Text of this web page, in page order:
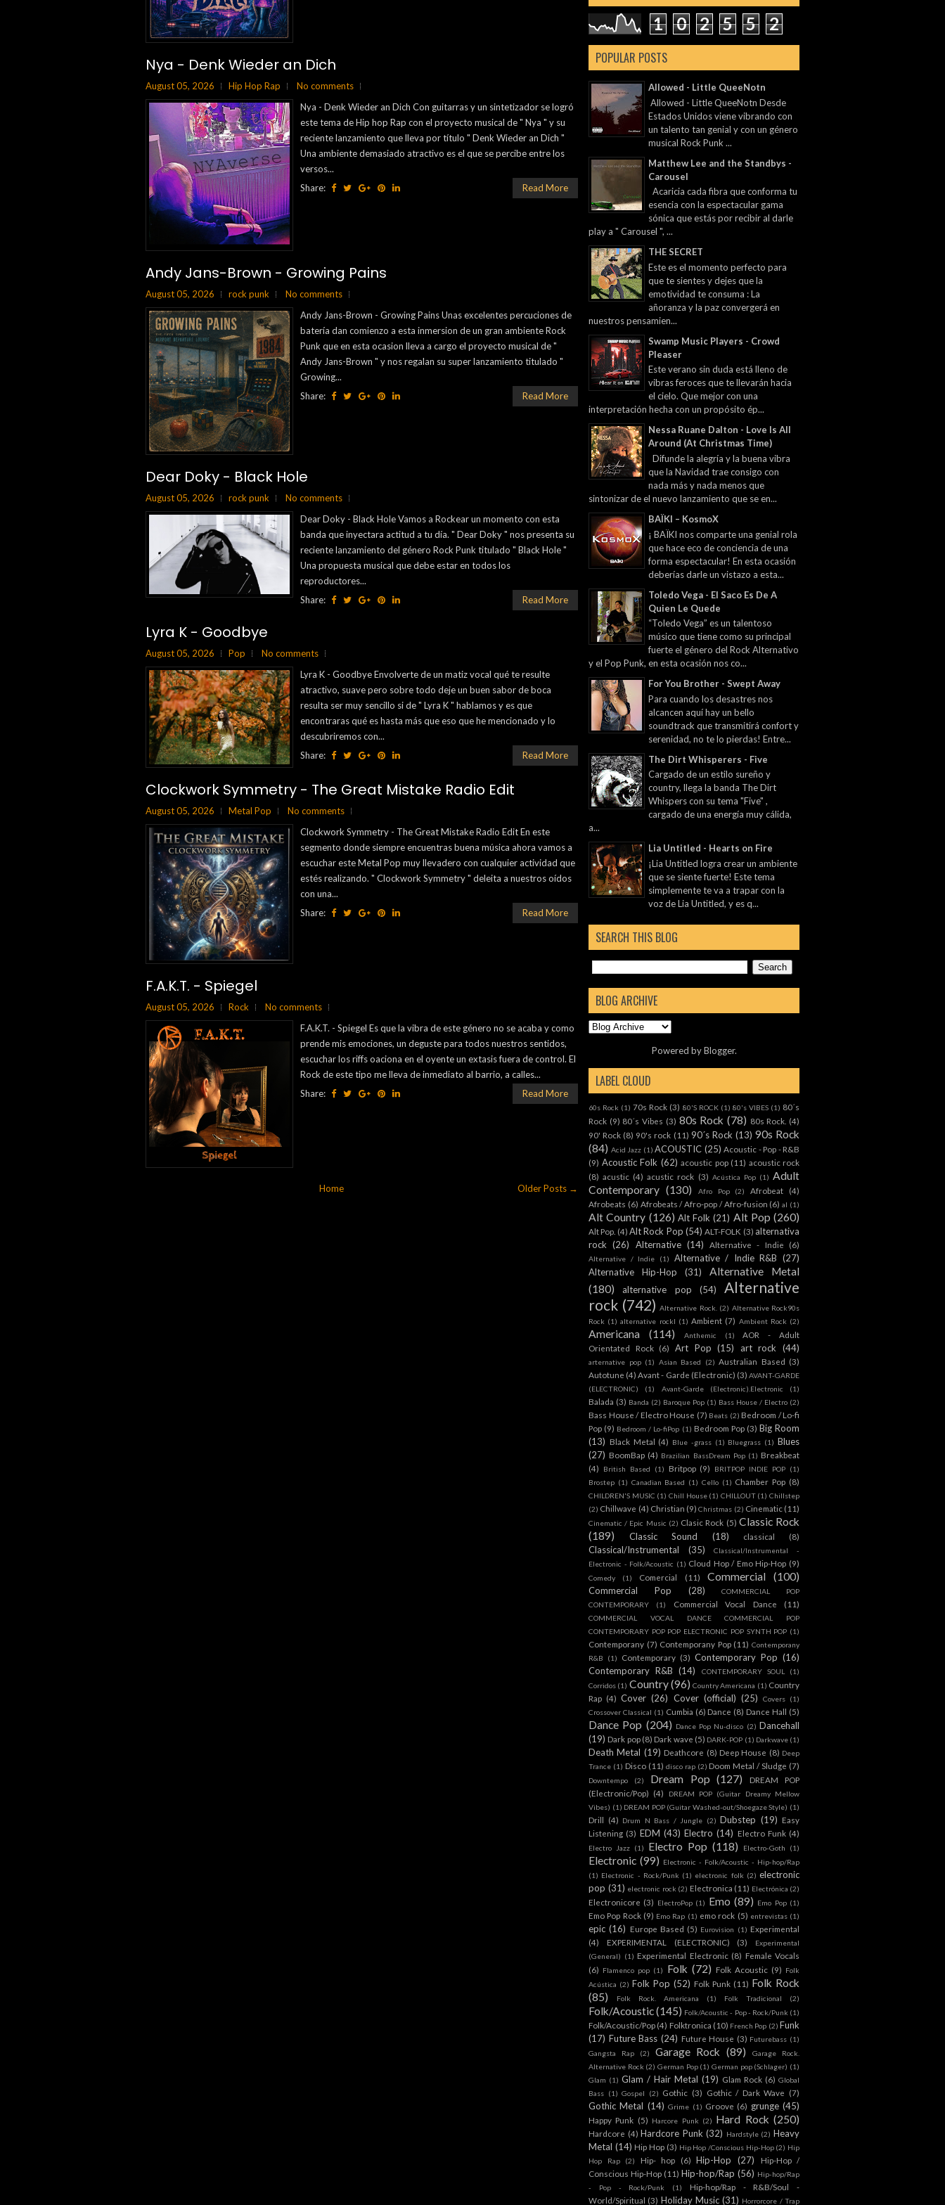
Nya - Denk Wieder an Dich
August 05, 2026 Hip Hop Rap
No comments
Nya - Denk Wieder an Dich Con guitarras y un sintetizador se logró
este tema de Hip hop Rap con el proyecto musical de " Nya " y su
reciente lanzamiento que lleva por título " Denk Wieder an Dich "
Una ambiente demasiado atractivo es el que se percibe entre los
versos...
Share:
Read More
Andy Jans-Brown - Growing Pains
August 05, 2026 rock punk
No comments
Andy Jans-Brown - Growing Pains Unas excelentes percuciones de
batería dan comienzo a esta inmersion de un gran ambiente Rock
Punk que en esta ocasion lleva a cargo el proyecto musical de "
Andy Jans-Brown " y nos regalan su super lanzamiento titulado "
Growing...
Share:
Read More
Dear Doky - Black Hole
August 05, 2026 rock punk
No comments
Dear Doky - Black Hole Vamos a Rockear un momento con esta
banda que inyectara actitud a tu día. " Dear Doky " nos presenta su
reciente lanzamiento del género Rock Punk titulado " Black Hole "
Una propuesta musical que debe estar en todos los
reproductores...
Share:
Read More
Lyra K - Goodbye
August 05, 2026 Pop
No comments
Lyra K - Goodbye Envolverte de un matiz vocal qué te resulte
atractivo, suave pero sobre todo deje un buen sabor de boca
resulta ser muy sencillo si de " Lyra K " hablamos y es que
encontraras qué es hasta más que eso que he mencionado y lo
descubriremos con...
Share:
Read More
Clockwork Symmetry - The Great Mistake Radio Edit
August 05, 2026 Metal Pop
No comments
Clockwork Symmetry - The Great Mistake Radio Edit En este
segmento donde siempre encuentras buena música ahora vamos a
escuchar este Metal Pop muy llevadero con cualquier actividad que
estés realizando. " Clockwork Symmetry " deleita a nuestros oídos
con una...
Share:
Read More
F.A.K.T. - Spiegel
August 05, 2026 Rock
No comments
F.A.K.T. - Spiegel Es que la vibra de este género no se acaba y como
prende mis emociones, un deguste para todos nuestros sentidos,
escuchar los riffs oaciona en el oyente un extasis fuera de control. El
Rock de este tipo me lleva de inmediato al barrio, a calles...
Share:
Read More
Older Posts →
Home
1 0 2 5 5 2
POPULAR POSTS
Allowed - Little QueeNotn
Allowed - Little QueeNotn Desde
Estados Unidos viene vibrando con
un talento tan genial y con un género
musical Rock Punk ...
Matthew Lee and the Standbys -
Carousel
Acaricia cada fibra que conforma tu
esencia con la espectacular gama
sónica que estás por recibir al darle
play a " Carousel ", ...
THE SECRET
Este es el momento perfecto para
que te sientes y dejes que la
emotividad te consuma : La
añoranza y la paz convergerá en
nuestros pensamien...
Swamp Music Players - Crowd
Pleaser
Este verano sin duda está lleno de
vibras feroces que te llevarán hacia
el cielo. Que mejor con una
interpretación hecha con un propósito ép...
Nessa Ruane Dalton - Love Is All
Around (At Christmas Time)
Difunde la alegría y la buena vibra
que la Navidad trae consigo con
nada más y nada menos que
sintonizar de el nuevo lanzamiento que se en...
BAÏKI – KosmoX
¡ BAÏKI nos comparte una genial rola
que hace eco de conciencia de una
forma espectacular! En esta ocasión
deberías darle un vistazo a esta...
Toledo Vega - El Saco Es De A
Quien Le Quede
“Toledo Vega” es un talentoso
músico que tiene como su principal
fuerte el género del Rock Alternativo
y el Pop Punk, en esta ocasión nos co...
For You Brother - Swept Away
Para cuando los desastres nos
alcancen aquí hay un bello
soundtrack que transmitirá confort y
serenidad, no te lo pierdas! Entre...
The Dirt Whisperers - Five
Cargado de un estilo sureño y
country, llega la banda The Dirt
Whispers con su tema "Five" ,
cargado de una energía muy cálida,
a...
Lia Untitled - Hearts on Fire
¡Lia Untitled logra crear un ambiente
que se siente fuerte! Este tema
simplemente te va a trapar con la
voz de Lia Untitled, y es q...
SEARCH THIS BLOG
BLOG ARCHIVE
Powered byBlogger.
LABEL CLOUD
60s Rock (1) 70s Rock (3) 80'S ROCK (1) 80's VIBES (1) 80´s
Rock (9) 80´s Vibes (3) 80s Rock (78) 80s Rock. (4)
90' Rock (8) 90's rock (11) 90´s Rock (13) 90s Rock
(84) Acid Jazz (1) ACOUSTIC (25) Acoustic - Pop - R&B
(9) Acoustic Folk (62) acoustic pop (11) acoustic rock
(8) acustic (4) acustic rock (3) Acústica Pop (1) Adult
Contemporary (130) Afro Pop (2) Afrobeat
(4)
Afrobeats (6) Afrobeats / Afro-pop / Afro-fusion (6) al (1)
Alt Country (126) Alt Folk (21) Alt Pop (260)
Alt Pop. (4) Alt Rock Pop (54) ALT-FOLK (3) alternativa
rock (26) Alternative (14) Alternative - Indie (6)
Alternative / Indie (1) Alternative / Indie R&B (27)
Alternative Hip-Hop
(31)
Alternative Metal
(180)
alternative pop (54)
Alternative
rock (742) Alternative Rock. (2) Alternative Rock90s
Rock (1) alternative rockl (1) Ambient (7) Ambient Rock (2)
Americana (114) Anthemic (1)
AOR - Adult
Orientated Rock (6) Art Pop (15) art rock (44)
arternative pop (1) Asian Based (2) Australian Based (3)
Autotune (4) Avant - Garde (Electronic) (3) AVANT-GARDE
(ELECTRONIC)
(1) Avant-Garde (Electronic).Electronic (1)
Balada (3) Banda (2) Baroque Pop (1) Bass House / Electro (2)
Bass House / Electro House (7) Beats (2) Bedroom / Lo-fi
Pop (9) Bedroom / Lo-fiPop (1) Bedroom Pop (3) Big Room
(13) Black Metal (4) Blue -grass (1) Bluegrass (1) Blues
(27) BoomBap (4) Brazilian BassDream Pop (1) Breakbeat
(4)
British Based (1) Britpop (9) BRITPOP INDIE POP (1)
Brostep (1) Canadian Based (1) Cello (1) Chamber Pop (8)
CHILDREN'S MUSIC (1) Chill House (1) CHILLOUT (1) Chillstep
(2) Chillwave (4) Christian (9) Christmas (2) Cinematic (11)
Cinematic / Epic Music (2) Clasic Rock (5) Classic Rock
(189)
Classic Sound (18) classical (8)
Classical/Instrumental (35)
Classical/Instrumental -
Electronic - Folk/Acoustic (1) Cloud Hop / Emo Hip-Hop (9)
Comedy (1) Comercial (11) Commercial (100)
Commercial Pop (28)
COMMERCIAL POP
CONTEMPORARY
(1) Commercial Vocal Dance (11)
COMMERCIAL VOCAL DANCE COMMERCIAL POP
CONTEMPORARY POP POP ELECTRONIC POP SYNTH POP (1)
Contemporany (7) Contemporany Pop (11) Contemporany
R&B
(1) Contemporary (3) Contemporary Pop (16)
Contemporary R&B (14) CONTEMPORARY SOUL
(1)
Corridos (1) Country(96) Country Americana (1) Country
Rap (4) Cover (26) Cover (official) (25) Covers (1)
Crossover Classical (1) Cumbia (6) Dance (8) Dance Hall (5)
Dance Pop (204) Dance Pop Nu-disco (2) Dancehall
(19) Dark pop (8) Dark wave (5) DARK-POP (1) Darkwave (1)
Death Metal (19) Deathcore (8) Deep House (8) Deep
Trance (1) Disco (11) disco rap (2) Doom Metal / Sludge (7)
Downtempo (2) Dream Pop (127)
DREAM POP
(Electronic/Pop) (4)
DREAM POP (Guitar Dreamy Mellow
Vibes) (1) DREAM POP (Guitar Washed-out/Shoegaze Style) (1)
Drill (4) Drum N Bass / Jungle (2) Dubstep (19) Easy
Listening (3) EDM (43) Electro (14) Electro Funk (4)
Electro Jazz (1) Electro Pop (118) Electro-Goth (1)
Electronic (99) Electronic - Folk/Acoustic - Hip-hop/Rap
(1) Electronic - Rock/Punk (1) electronic folk (2) electronic
pop (31) electronic rock (2) Electronica (11) Electrónica (2)
Electronicore (3) ElectroPop (1) Emo (89) Emo Pop (1)
Emo Pop Rock (9) Emo Rap (1) emo rock (5) entrevistas (1)
epic (16) Europe Based (5) Eurovision (1) Experimental
(4)
EXPERIMENTAL (ELECTRONIC) (3)
Experimental
(General) (1) Experimental Electronic (8) Female Vocals
(6) Flamenco pop (1) Folk (72) Folk Acoustic (9) Folk
Acústica (2) Folk Pop (52) Folk Punk (11) Folk Rock
(85)
Folk Rock. Americana (1) Folk Tradicional (2)
Folk/Acoustic(145) Folk/Acoustic - Pop - Rock/Punk (1)
Folk/Acoustic/Pop (4) Folktronica (10) French Pop (2) Funk
(17) Future Bass (24) Future House (3) Futurebass (1)
Gangsta Rap
(2) Garage Rock (89)
Garage Rock.
Alternative Rock (2) German Pop (1) German pop (Schlager) (1)
Glam (1) Glam / Hair Metal (19) Glam Rock (6) Global
Bass (1) Gospel (2) Gothic (3) Gothic / Dark Wave (7)
Gothic Metal (14) Grime (1) Groove (6) grunge (45)
Happy Punk (5) Harcore Punk (2) Hard Rock (250)
Hardcore (4) Hardcore Punk (32) Hardstyle (2) Heavy
Metal (14) Hip Hop (3) Hip Hop /Conscious Hip-Hop (2) Hip
Hop Rap
(2) Hip- hop (6) Hip-Hop (27)
Hip-Hop /
Conscious Hip-Hop (11) Hip-hop/Rap (56) Hip-hop/Rap
- Pop - Rock/Punk
(1)
Hip-hop/Rap - R&B/Soul -
World/Spiritual (3) Holiday Music (31) Horrorcore / Trap